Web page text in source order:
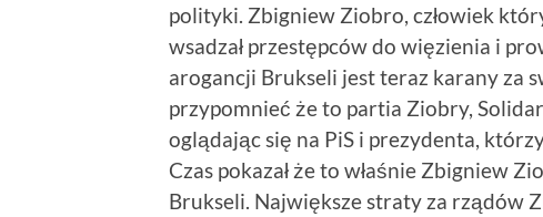
polityki. Zbigniew Ziobro, człowiek
wsadzał przestępców do więzienia i
arogancji Brukseli jest teraz karany za
przypomnieć że to partia Ziobry,
oglądając się na PiS i prezydenta,
Czas pokazał że to właśnie Zbigniew
Brukseli. Największe straty za rządów